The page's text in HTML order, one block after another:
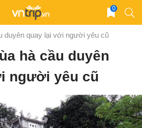
0
duyên quay lại với người yêu cũ
hà cầu duyên
người yêu cũ